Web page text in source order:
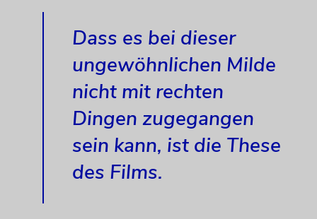
Dass es bei dieser
ungewöhnlichen Milde
nicht mit rechten
Dingen zugegangen
sein kann, ist die These
des Films.